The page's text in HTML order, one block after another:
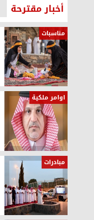
أخبار مقترحة
مناسبات
اوامر ملكية
مبادرات